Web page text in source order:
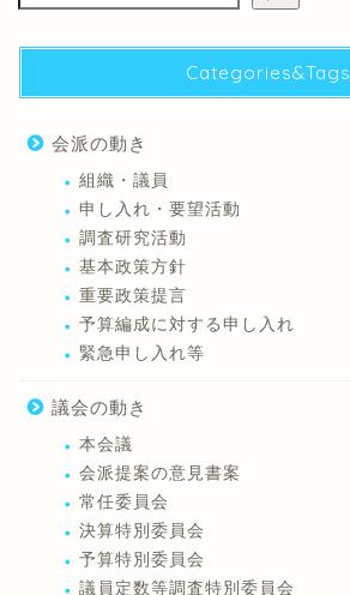
Categories&Tags
会派の動き
組織・議員
申し入れ・要望活動
調査研究活動
基本政策方針
重要政策提言
予算編成に対する申し入れ
緊急申し入れ等
議会の動き
本会議
会派提案の意見書案
常任委員会
決算特別委員会
予算特別委員会
議員定数等調査特別委員会